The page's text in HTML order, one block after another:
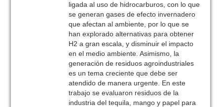
ligada al uso de hidrocarburos, con lo que
se generan gases de efecto invernadero
que afectan al ambiente, por lo que se
han explorado alternativas para obtener
H2 a gran escala, y disminuir el impacto
en el medio ambiente. Asimismo, la
generación de residuos agroindustriales
es un tema creciente que debe ser
atendido de manera urgente. En este
trabajo se evaluaron residuos de la
industria del tequila, mango y papel para